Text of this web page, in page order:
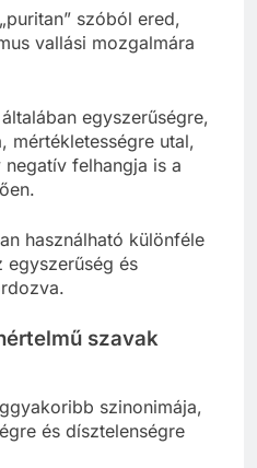
szóból ered,
vallási mozgalmára
egyszerűségre,
mértékletességre utal,
felhangja is a
használható különféle
egyszerűség és
szavak
szinonimája,
és dísztelenségre